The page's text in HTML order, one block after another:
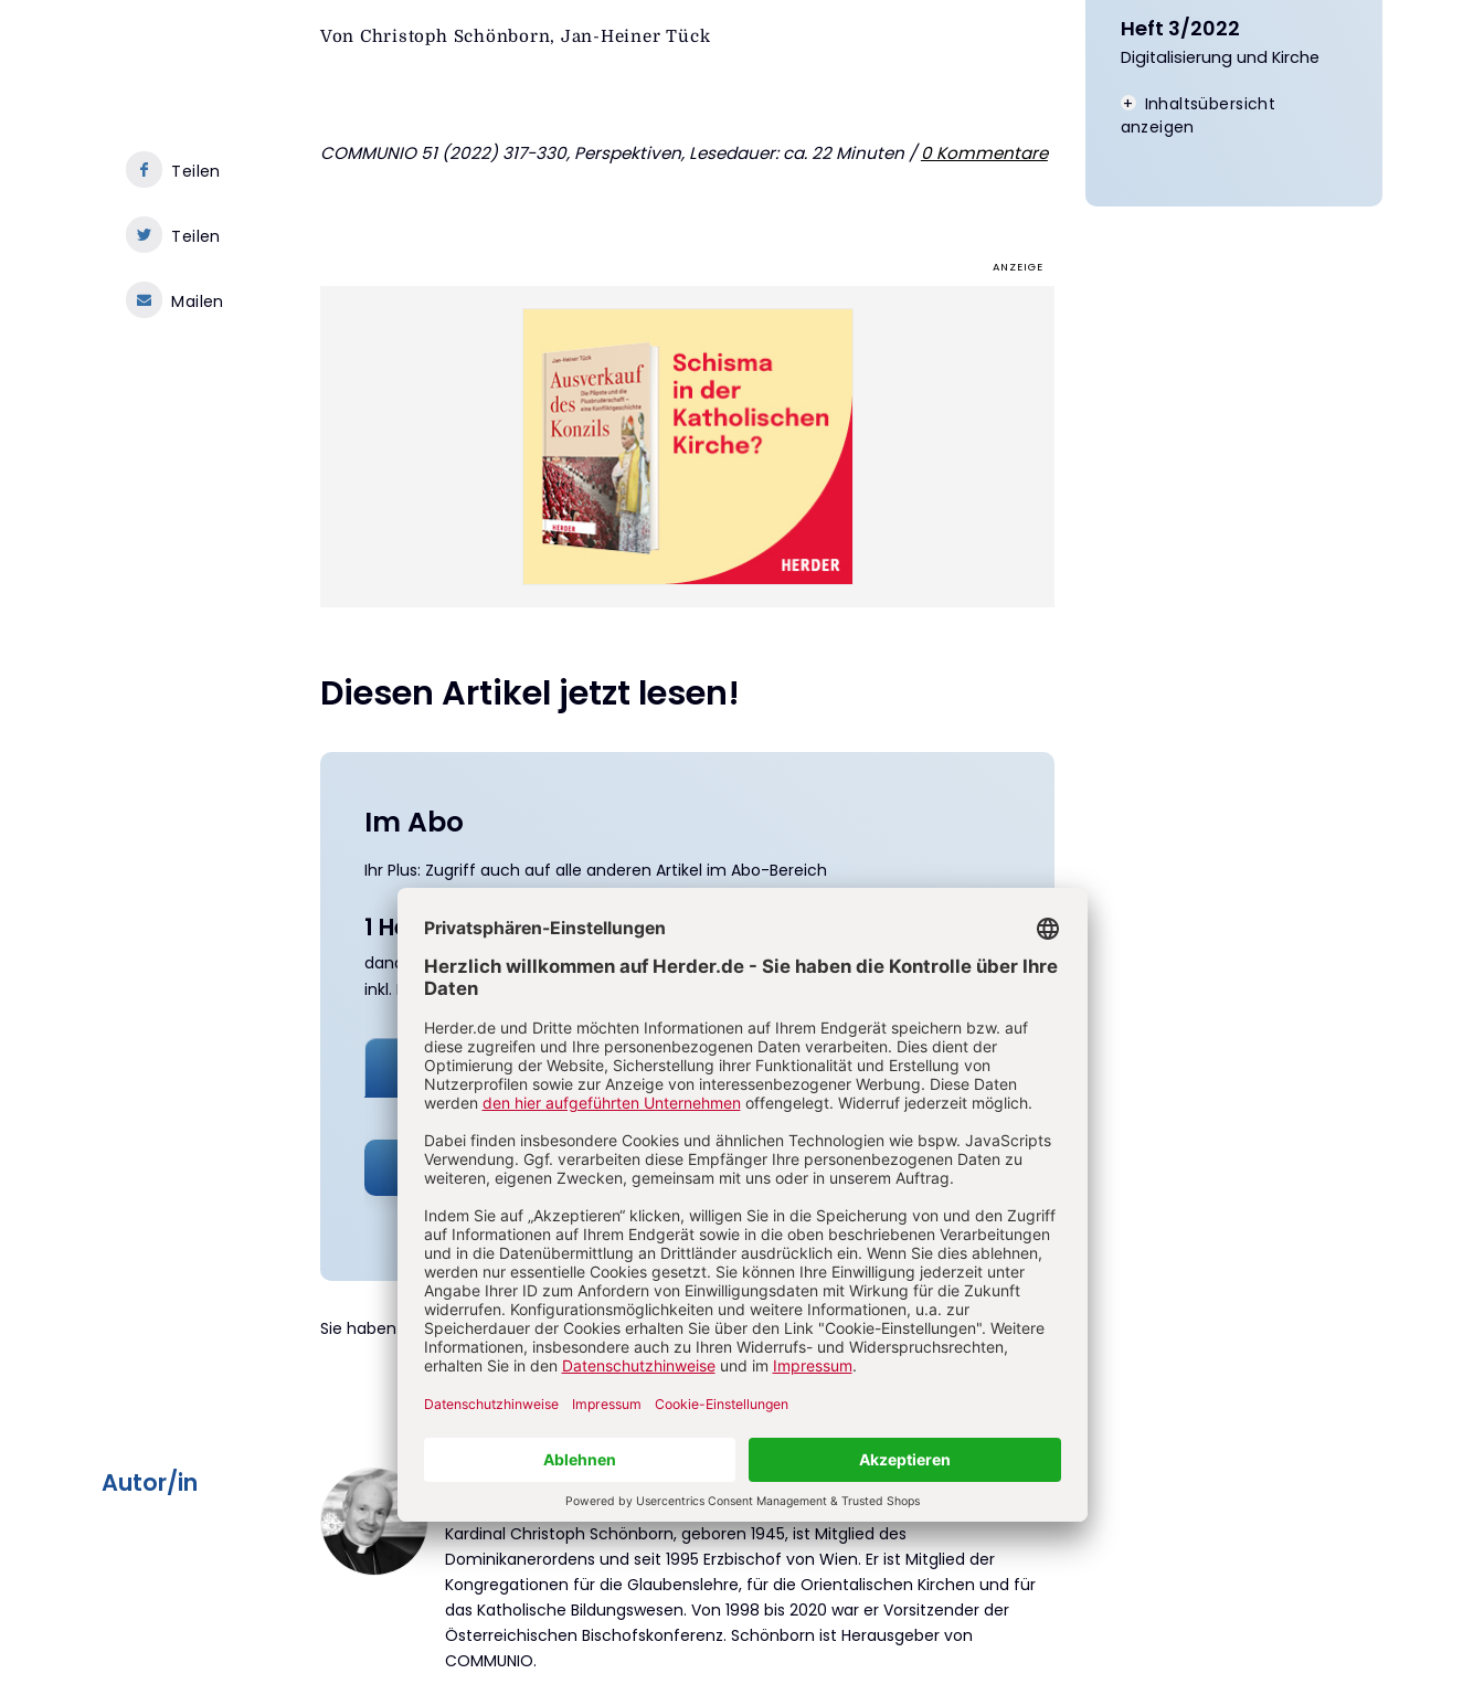
Von Christoph Schönborn, Jan-Heiner Tück
COMMUNIO 51 (2022) 317-330, Perspektiven, Lesedauer: ca. 22 Minuten /0 Kommentare
Diesen Artikel jetzt lesen!
Im Abo
Ihr Plus: Zugriff auch auf alle anderen Artikel im Abo-Bereich
1 Heft + 1 Heft digital 0,00 €
danach83,40 € für 6 Ausgaben pro Jahr + Digitalzugang
inkl. MwSt., zzgl. 7,80 € Versand (D)
IM ABO IM DIGITAL-ABO
Abo testen
Sie haben ein Abonnement?Anmelden
Teilen
Teilen
Mailen
Überschrift
Autor/in
Kardinal Christoph Schönborn, geboren 1945, ist Mitglied des
Dominikanerordens und seit 1995 Erzbischof von Wien. Er ist Mitglied der
Kongregationen für die Glaubenslehre, für die Orientalischen Kirchen und für
das Katholische Bildungswesen. Von 1998 bis 2020 war er Vorsitzender der
Österreichischen Bischofskonferenz. Schönborn ist Herausgeber von
COMMUNIO.
Heft 3/2022
:
Digitalisierung und Kirche
Inhaltsübersicht
anzeigen